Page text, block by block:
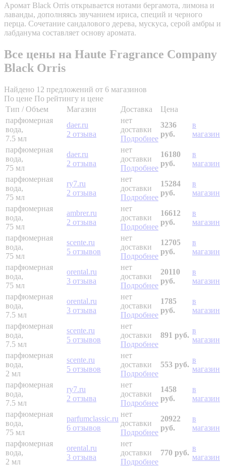
Аромат Black Orris открывается нотами бергамота, лимона и
лаванды, дополняясь звучанием ириса, специй и черного
перца. Сочетание сандалового дерева, мускуса, серой амбры и
лабданума составляет основу аромата.
Все цены на Haute Fragrance Company
Black Orris
Найдено 12 предложений от 6 магазинов
По цене По рейтингу и цене
Тип / Объем
Магазин Доставка
Цена
парфюмерная
вода,
7.5 мл
daer.ru
2 отзыва
нет
доставки
Подробнее
3236
руб.
в
магазин
парфюмерная
вода,
75 мл
daer.ru
2 отзыва
нет
доставки
Подробнее
16180
руб.
в
магазин
парфюмерная
вода,
75 мл
ry7.ru
2 отзыва
нет
доставки
Подробнее
15284
руб.
в
магазин
парфюмерная
вода,
75 мл
ambrer.ru
2 отзыва
нет
доставки
Подробнее
16612
руб.
в
магазин
парфюмерная
вода,
75 мл
scente.ru
5 отзывов
нет
доставки
Подробнее
12705
руб.
в
магазин
парфюмерная
вода,
75 мл
orental.ru
3 отзыва
нет
доставки
Подробнее
20110
руб.
в
магазин
парфюмерная
вода,
7.5 мл
orental.ru
3 отзыва
нет
доставки
Подробнее
1785
руб.
в
магазин
парфюмерная
вода,
7.5 мл
scente.ru
5 отзывов
нет
доставки
Подробнее
891 руб.
в
магазин
парфюмерная
вода,
2 мл
scente.ru
5 отзывов
нет
доставки
Подробнее
553 руб.
в
магазин
парфюмерная
вода,
7.5 мл
ry7.ru
2 отзыва
нет
доставки
Подробнее
1458
руб.
в
магазин
парфюмерная
вода,
75 мл
parfumclassic.ru
6 отзывов
нет
доставки
Подробнее
20922
руб.
в
магазин
парфюмерная
вода,
2 мл
orental.ru
3 отзыва
нет
доставки
Подробнее
770 руб.
в
магазин